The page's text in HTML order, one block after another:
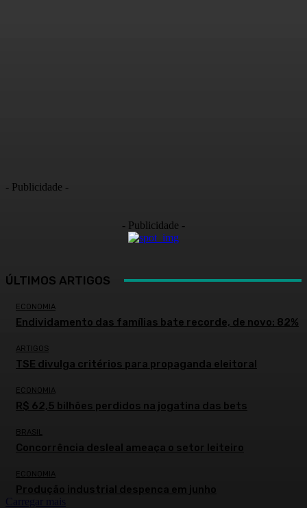
- Publicidade -
- Publicidade -
ÚLTIMOS ARTIGOS
ECONOMIA
Endividamento das famílias bate recorde, de novo: 82%
ARTIGOS
TSE divulga critérios para propaganda eleitoral
ECONOMIA
R$ 62,5 bilhões perdidos na jogatina das bets
BRASIL
Concorrência desleal ameaça o setor leiteiro
ECONOMIA
Produção industrial despenca em junho
Carregar mais